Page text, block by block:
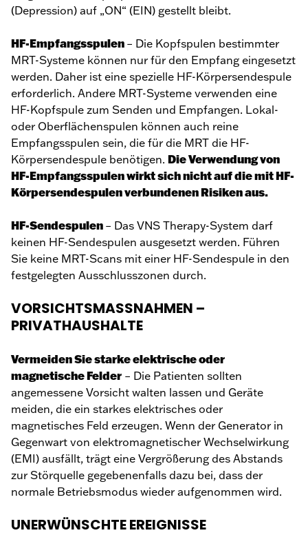
(Depression) auf „ON“ (EIN) gestellt bleibt.
HF-Empfangsspulen – Die Kopfspulen bestimmter
MRT-Systeme können nur für den Empfang eingesetzt
werden. Daher ist eine spezielle HF-Körpersendespule
erforderlich. Andere MRT-Systeme verwenden eine
HF-Kopfspule zum Senden und Empfangen. Lokal-
oder Oberflächenspulen können auch reine
Empfangsspulen sein, die für die MRT die HF-
Körpersendespule benötigen. Die Verwendung von
HF-Empfangsspulen wirkt sich nicht auf die mit HF-
Körpersendespulen verbundenen Risiken aus.
HF-Sendespulen – Das VNS Therapy-System darf
keinen HF-Sendespulen ausgesetzt werden. Führen
Sie keine MRT-Scans mit einer HF-Sendespule in den
festgelegten Ausschlusszonen durch.
VORSICHTSMASSNAHMEN –
PRIVATHAUSHALTE
Vermeiden Sie starke elektrische oder
magnetische Felder – Die Patienten sollten
angemessene Vorsicht walten lassen und Geräte
meiden, die ein starkes elektrisches oder
magnetisches Feld erzeugen. Wenn der Generator in
Gegenwart von elektromagnetischer Wechselwirkung
(EMI) ausfällt, trägt eine Vergrößerung des Abstands
zur Störquelle gegebenenfalls dazu bei, dass der
normale Betriebsmodus wieder aufgenommen wird.
UNERWÜNSCHTE EREIGNISSE